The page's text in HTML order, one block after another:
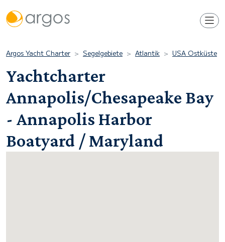
Argos Yacht Charter Segelgebiete Atlantik USA Ostküste
Yachtcharter
Annapolis/Chesapeake Bay
- Annapolis Harbor
Boatyard / Maryland